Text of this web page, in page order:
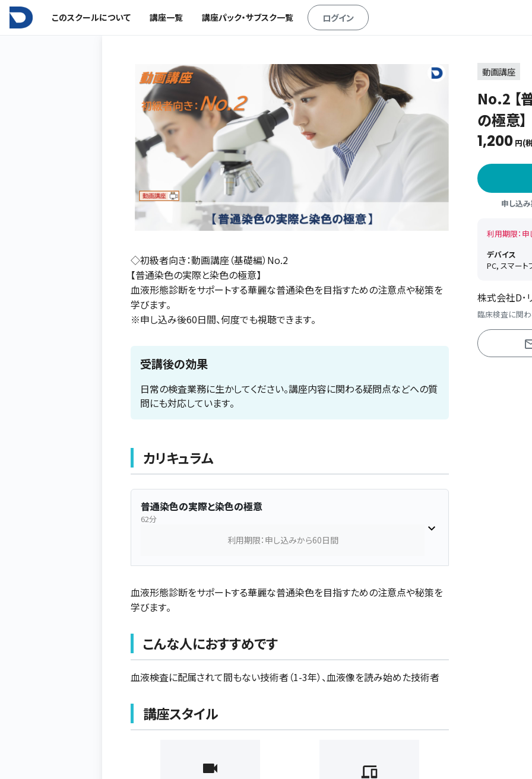
このスクールについて 講座一覧 講座パック・サブスク一覧 ログイン
◇初級者向き：動画講座（基礎編）No.2
【普通染色の実際と染色の極意】
血液形態診断をサポートする華麗な普通染色を目指すための注意点や秘策を
学びます。
※申し込み後60日間、何度でも視聴できます。
受講後の効果
日常の検査業務に生かしてください。講座内容に関わる疑問点などへの質
問にも対応しています。
カリキュラム
普通染色の実際と染色の極意
62分
利用期限：申し込みから60日間
血液形態診断をサポートする華麗な普通染色を目指すための注意点や秘策を
学びます。
こんな人におすすめです
血液検査に配属されて間もない技術者（1-3年）、血液像を読み始めた技術者
講座スタイル
動画講座
No.2 【
の極意】
1,200 円(
申し込
利用期限：
デバイス
PC, スマート
株式会社D･
臨床検査に関